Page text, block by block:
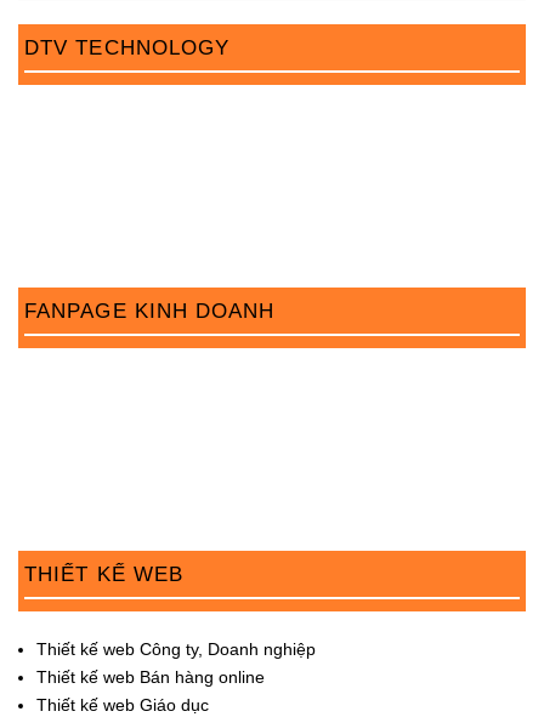
a
tDTV TECHNOLOGY
FANPAGE KINH DOANH
THIẾT KẾ WEB
Thiết kế web Công ty, Doanh nghiệp
Thiết kế web Bán hàng online
Thiết kế web Giáo dục